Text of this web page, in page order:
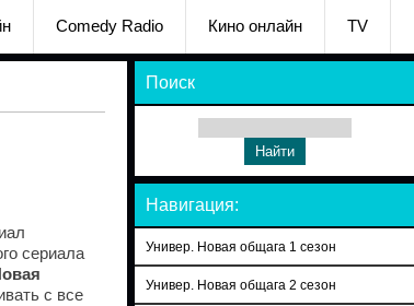
Comedy Radio Кино онлайн TV
сериала
с все
Поиск
Навигация:
Универ. Новая общага 1 сезон
Универ. Новая общага 2 сезон